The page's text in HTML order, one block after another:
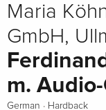
Maria
GmbH,
m.
German · Hardback